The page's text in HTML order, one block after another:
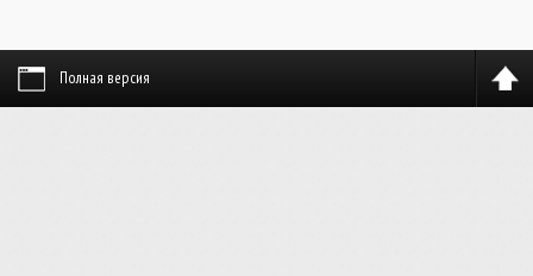
Полная версия